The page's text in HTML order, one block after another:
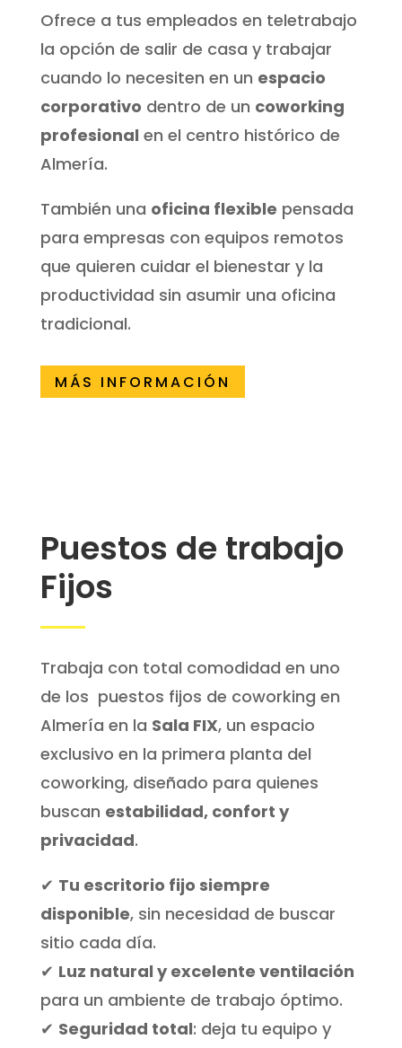
Ofrece a tus empleados en teletrabajo
la opción de salir de casa y trabajar
cuando lo necesiten en un espacio
corporativo dentro de un coworking
profesional en el centro histórico de
Almería.
También una oficina flexible pensada
para empresas con equipos remotos
que quieren cuidar el bienestar y la
productividad sin asumir una oficina
tradicional.
MÁS INFORMACIÓN
Puestos de trabajo
Fijos
Trabaja con total comodidad en uno
de los puestos fijos de coworking en
Almería en la Sala FIX, un espacio
exclusivo en la primera planta del
coworking, diseñado para quienes
buscan estabilidad, confort y
privacidad.
✔ Tu escritorio fijo siempre
disponible, sin necesidad de buscar
sitio cada día.
✔ Luz natural y excelente ventilación
para un ambiente de trabajo óptimo.
✔ Seguridad total: deja tu equipo y